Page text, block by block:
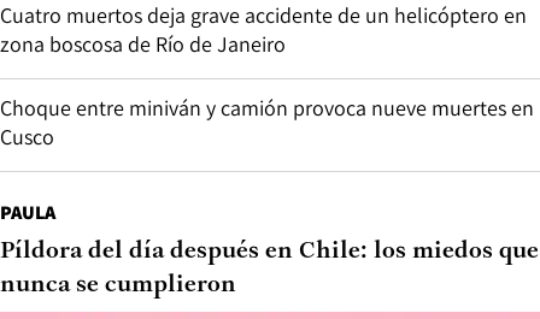
Cuatro muertos deja grave accidente de un helicóptero en
zona boscosa de Río de Janeiro
Choque entre miniván y camión provoca nueve muertes en
Cusco
PAULA
Píldora del día después en Chile: los miedos que
nunca se cumplieron